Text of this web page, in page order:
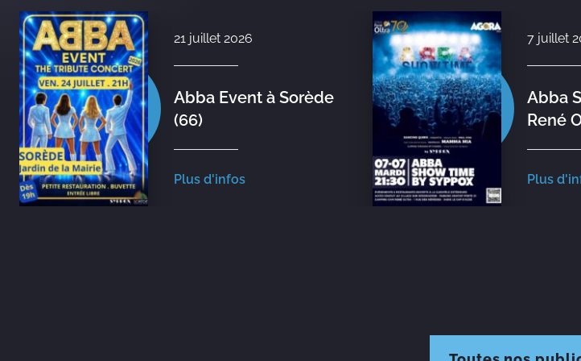
21 juillet 2026
Abba Event à Sorède
(66)
Plus d'infos
7 juillet
Abba
René
Plus